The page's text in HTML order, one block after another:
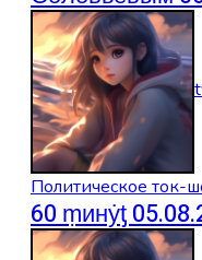
Политическое ток-
60 ṃинẏƫ